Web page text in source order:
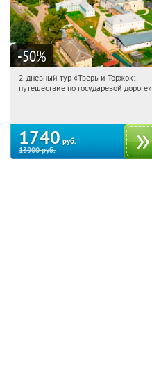
-50%
07:57:59 Купили:
2-дневный тур «Тверь и Торжок:
путешествие по государевой дороге»
1740 руб.
13900руб.